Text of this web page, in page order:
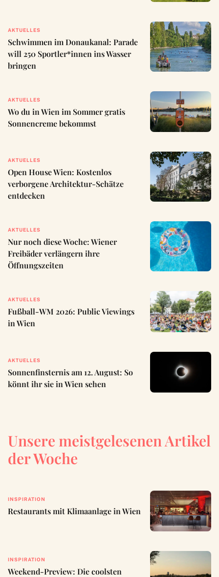
AKTUELLES
Schwimmen im Donaukanal: Parade
will 250 Sportler*innen ins Wasser
bringen
AKTUELLES
Wo du in Wien im Sommer gratis
Sonnencreme bekommst
AKTUELLES
Open House Wien: Kostenlos
verborgene Architektur-Schätze
entdecken
AKTUELLES
Nur noch diese Woche: Wiener
Freibäder verlängern ihre
Öffnungszeiten
AKTUELLES
Fußball-WM 2026: Public Viewings
in Wien
AKTUELLES
Sonnenfinsternis am 12. August: So
könnt ihr sie in Wien sehen
Unsere meistgelesenen Artikel
der Woche
INSPIRATION
Restaurants mit Klimaanlage in Wien
INSPIRATION
Weekend-Preview: Die coolsten